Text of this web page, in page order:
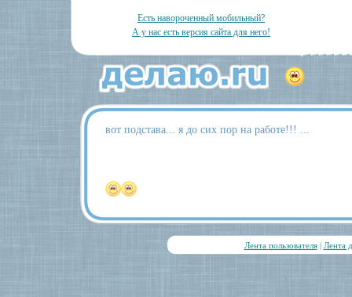
Есть навороченный мобильный?
А у нас есть версия сайта для него!
вот подстава... я до сих пор на работе!!! ...
Лента пользователя| Лента